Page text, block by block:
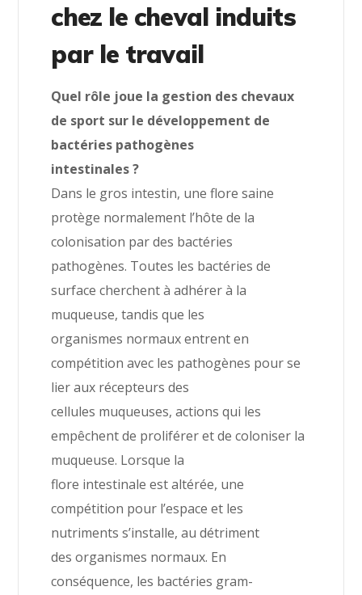
chez le cheval induits
par le travail
Quel rôle joue la gestion des chevaux
de sport sur le développement de
bactéries pathogènes
intestinales ?
Dans le gros intestin, une flore saine
protège normalement l’hôte de la
colonisation par des bactéries
pathogènes. Toutes les bactéries de
surface cherchent à adhérer à la
muqueuse, tandis que les
organismes normaux entrent en
compétition avec les pathogènes pour se
lier aux récepteurs des
cellules muqueuses, actions qui les
empêchent de proliférer et de coloniser la
muqueuse. Lorsque la
flore intestinale est altérée, une
compétition pour l’espace et les
nutriments s’installe, au détriment
des organismes normaux. En
conséquence, les bactéries gram-